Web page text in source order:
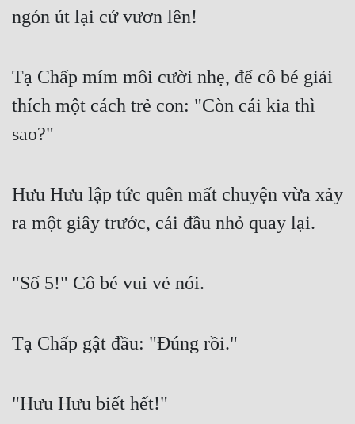
ngón út lại cứ vươn lên!
Tạ Chấp mím môi cười nhẹ, để cô bé giải
thích một cách trẻ con: "Còn cái kia thì
sao?"
Hưu Hưu lập tức quên mất chuyện vừa xảy
ra một giây trước, cái đầu nhỏ quay lại.
"Số 5!" Cô bé vui vẻ nói.
Tạ Chấp gật đầu: "Đúng rồi."
"Hưu Hưu biết hết!"